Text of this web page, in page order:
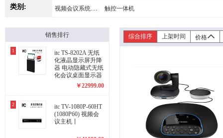
类别: 视频会议系统及会议室音频系统 触控一体机
销售排行
1
itc TS-8202A 无纸
化液晶显示屏升降
器 电动隐藏式无纸
化会议桌面显示器
一体式 TS-8202A
￥22999.00
2
itc TV-1080P-60HT
(1080P60) 视频会
议主机丨
综合排序 上架时间 价格